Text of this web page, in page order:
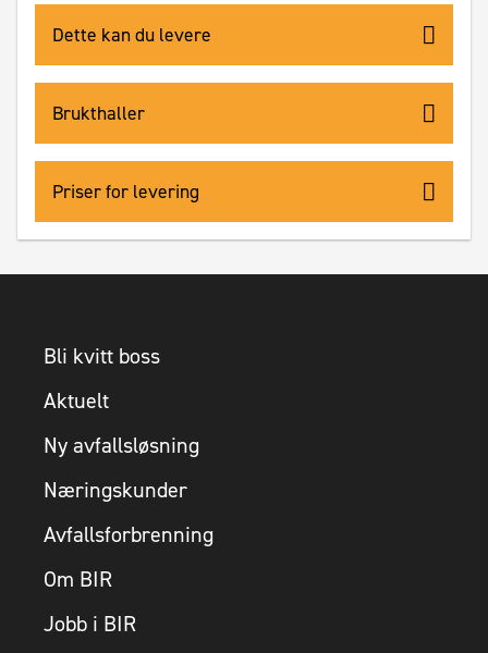
Dette kan du levere
Brukthaller
Priser for levering
Bli kvitt boss
Aktuelt
Ny avfallsløsning
Næringskunder
Avfallsforbrenning
Om BIR
Jobb i BIR